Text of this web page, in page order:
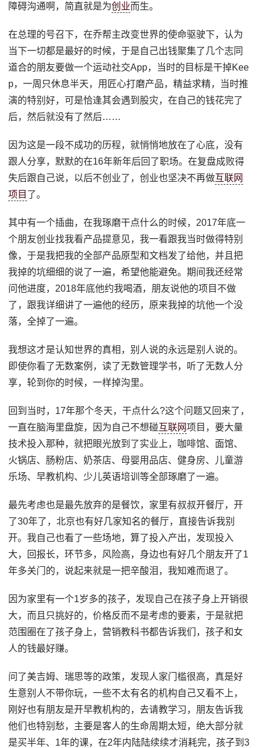
障碍沟通啊，简直就是为创业而生。
在总理的号召下，在乔帮主改变世界的使命驱驶下，认为
当下一切都是最好的时候，于是自己出钱聚集了几个志同
道合的朋友要做一个运动社交App，当时的目标是干掉Kee
p，一周只休息半天，用匠心打磨产品，精益求精，当时推
演的特别好，可是恰逢其会遇到股灾，在自己的钱花完了
后，然后就没有了然后……
因为这是一段不成功的历程，就悄悄地放在了心底，没有
跟人分享，默默的在16年新年后回了职场。在复盘成败得
失后跟自己说，以后不创业了，创业也坚决不再做互联网
项目 了。
其中有一个插曲，在我琢磨干点什么的时候，2017年底一
个朋友创业找我看产品提意见，我一看跟我当时做得特别
像，于是我把我的全部产品原型和文档发了给他，并且把
我掉的坑细细的说了一遍，希望他能避免。期间我还经常
问他进度，2018年底他约我喝酒，朋友说他的项目不做
了，跟我详细讲了一遍他的经历，原来我掉的坑他一个没
落，全掉了一遍。
我想这才是认知世界的真相，别人说的永远是别人说的。
即使你看了无数案例，读了无数管理学书，听了无数人分
享，轮到你的时候，一样掉沟里。
回到当时，17年那个冬天，干点什么?这个问题又回来了，
一直在脑海里盘旋，因为自己不想碰互联网项目，要大量
技术投入那种，就把眼光放到了实业上，咖啡馆、面馆、
火锅店、肠粉店、奶茶店、母婴用品店、健身房、儿童游
乐场、早教机构、少儿英语培训等全部琢磨了一遍。
最先考虑也是最先放弃的是餐饮，家里有叔叔开餐厅，开
了30年了，北京也有好几家知名的餐厅，直接告诉我别
开。我自己也看了一些场地，算了投入产出，发现投入
大，回报长，环节多，风险高，身边也有好几个朋友开了1
年多关门的，说起来就是一把辛酸泪，我知难而退了。
因为家里有一个1岁多的孩子，发现自己在孩子身上开销很
大，而且只挑好的，价格反而不是考虑的要素，于是就把
范围圈在了孩子身上，营销教科书都告诉我们，孩子和女
人的钱最好赚。
问了美吉姆、瑞思等的政策，发现人家门槛很高，真是好
生意别人不带你玩，一些不太有名的机构自己又看不上，
刚好也有朋友是开早教机构的，去请教学习，朋友告诉我
他们也特别愁，主要是客人的生命周期太短，绝大部分就
是买半年、1年的课，在2年内陆陆续续才消耗完，孩子到3